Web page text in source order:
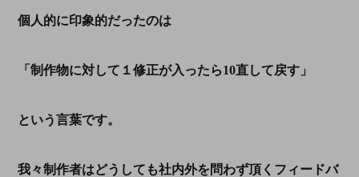
個人的に印象的だったのは
「制作物に対して１修正が入ったら10直して戻す」
という言葉です。
我々制作者はどうしても社内外を問わず頂くフィードバ